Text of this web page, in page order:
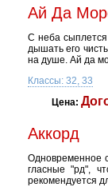
Ай Да
С неба сыплется
дышать его
на душе. Ай да
Классы: 32, 33
Цена:
Аккорд
Одновременное
гласные "рд",
рекомендуется